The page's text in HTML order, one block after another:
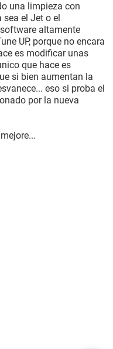
una limpieza con
el Jet o el
altamente
UP, porque no encara
es modificar unas
que hace es
si bien aumentan la
eso si proba el
por la nueva